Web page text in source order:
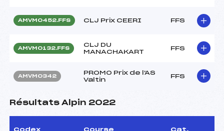
AMVM0452.FFS CLJ Prix CEERI FFS
AMVM0132.FFS
CLJ DU
MANACHAKART
FFS
AMVM0342
PROMO Prix de l'AS
Valtin
FFS
Résultats Alpin 2022
Codex Course Cat.